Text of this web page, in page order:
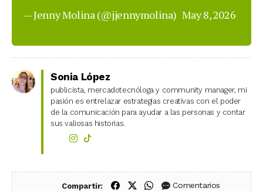
— Jenny Molina (@jjennymolina) May 8, 2026
Sonia López
publicista, mercadotecnóloga y community manager, mi
pasión es entrelazar estrategias creativas con el poder
de la comunicación para ayudar a las personas y contar
sus valiosas historias.
Compartir: Compartir en Facebook
Compartir en X (Twitter)
Compartir en WhatsApp
Comentarios